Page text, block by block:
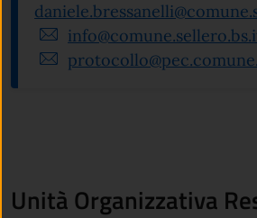
Unità Organizzativa